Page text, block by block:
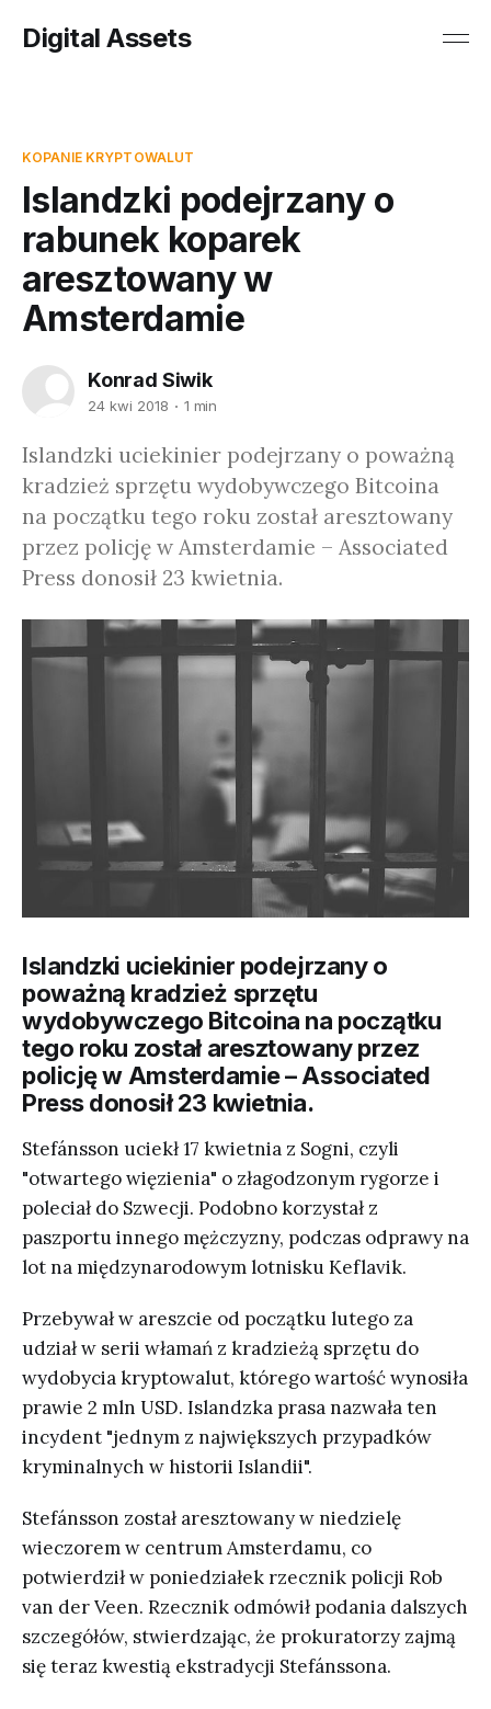
Digital Assets
KOPANIE KRYPTOWALUT
Islandzki podejrzany o
rabunek koparek
aresztowany w
Amsterdamie
Konrad Siwik
24 kwi 2018 1 min
Islandzki uciekinier podejrzany o poważną
kradzież sprzętu wydobywczego Bitcoina
na początku tego roku został aresztowany
przez policję w Amsterdamie – Associated
Press donosił 23 kwietnia.
Islandzki uciekinier podejrzany o
poważną kradzież sprzętu
wydobywczego Bitcoina na początku
tego roku został aresztowany przez
policję w Amsterdamie – Associated
Press donosił 23 kwietnia.
Stefánsson uciekł 17 kwietnia z Sogni, czyli
"otwartego więzienia" o złagodzonym rygorze i
poleciał do Szwecji. Podobno korzystał z
paszportu innego mężczyzny, podczas odprawy na
lot na międzynarodowym lotnisku Keflavik.
Przebywał w areszcie od początku lutego za
udział w serii włamań z kradzieżą sprzętu do
wydobycia kryptowalut, którego wartość wynosiła
prawie 2 mln USD. Islandzka prasa nazwała ten
incydent "jednym z największych przypadków
kryminalnych w historii Islandii".
Stefánsson został aresztowany w niedzielę
wieczorem w centrum Amsterdamu, co
potwierdził w poniedziałek rzecznik policji Rob
van der Veen. Rzecznik odmówił podania dalszych
szczegółów, stwierdzając, że prokuratorzy zajmą
się teraz kwestią ekstradycji Stefánssona.